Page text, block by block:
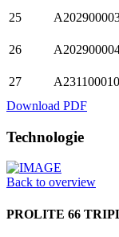
25
26
27
Download PDF
Technologie
Back to overview
PROLITE 66